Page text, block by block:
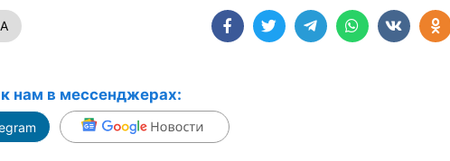
нам в мессенджерах: